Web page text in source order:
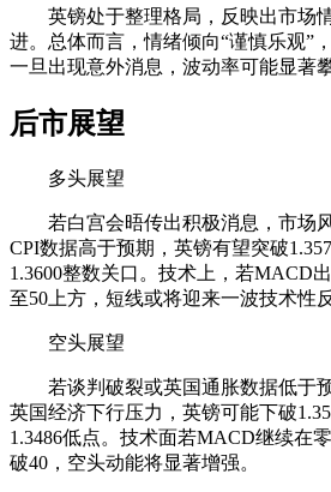
英镑处于整理格局，反映出市场
进。总体而言，情绪倾向“谨慎乐观”
一旦出现意外消息，波动率可能显著攀
后市展望
多头展望
若白宫会晤传出积极消息，市场
CPI数据高于预期，英镑有望突破
1.3600整数关口。技术上，若MACD
至50上方，短线或将迎来一波技术性反
空头展望
若谈判破裂或英国通胀数据低于
英国经济下行压力，英镑可能下破
1.3486低点。技术面若MACD继续在
破40，空头动能将显著增强。